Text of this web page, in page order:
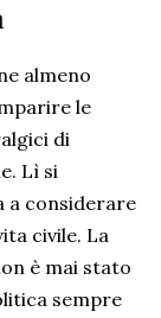
almeno
le
di
Lì si
a considerare
civile. La
è mai stato
sempre